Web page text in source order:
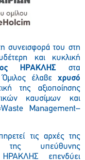
συνεισφορά του στη
και κυκλική
ΗΡΑΚΛΗΣ στα
έλαβεχρυσό
της αξιοποίησης
καυσίμων και
Management–
τις αρχές της
της υπεύθυνης
ΗΡΑΚΛΗΣ επενδύει